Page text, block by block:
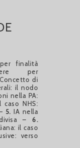
finalità
per
Concetto di
il nodo
nella PA:
caso NHS:
5. IA nella
– 6.
il caso
verso